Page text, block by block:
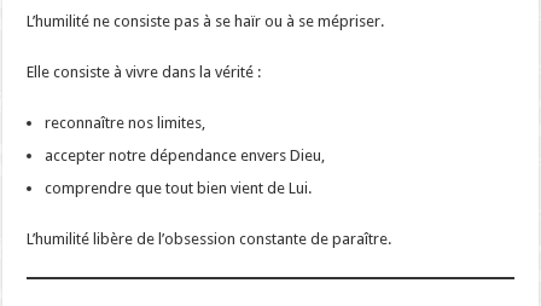
L’humilité ne consiste pas à se haïr ou à se mépriser.
Elle consiste à vivre dans la vérité :
reconnaître nos limites,
accepter notre dépendance envers Dieu,
comprendre que tout bien vient de Lui.
L’humilité libère de l’obsession constante de paraître.